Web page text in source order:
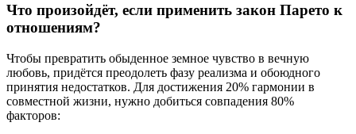
Что произойдёт, если применить закон Парето к
отношениям?
Чтобы превратить обыденное земное чувство в вечную
любовь, придётся преодолеть фазу реализма и обоюдного
принятия недостатков. Для достижения 20% гармонии в
совместной жизни, нужно добиться совпадения 80%
факторов: